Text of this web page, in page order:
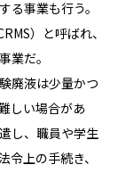
る事業も行う。
）と呼ばれ、
業だ。
廃液は少量かつ
しい場合があ
し、職員や学生
上の手続き、